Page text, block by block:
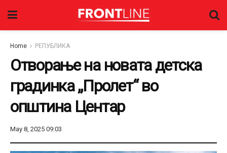
Home РЕПУБЛИКА
Отворање на новата детска
градинка „Пролет“ во
општина Центар
May 8, 2025 09:03